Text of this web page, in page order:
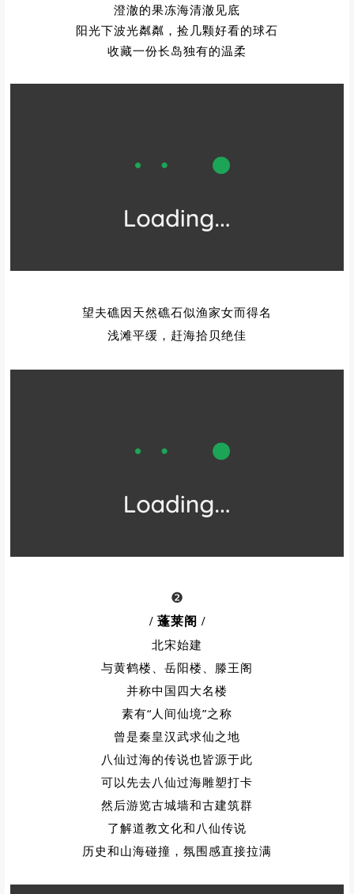
澄澈的果冻海清澈见底
阳光下波光粼粼，捡几颗好看的球石
收藏一份长岛独有的温柔
望夫礁因天然礁石似渔家女而得名
浅滩平缓，赶海拾贝绝佳
❷
/ 蓬莱阁 /
北宋始建
与黄鹤楼、岳阳楼、滕王阁
并称中国四大名楼
素有“人间仙境”之称
曾是秦皇汉武求仙之地
八仙过海的传说也皆源于此
可以先去八仙过海雕塑打卡
然后游览古城墙和古建筑群
了解道教文化和八仙传说
历史和山海碰撞，氛围感直接拉满